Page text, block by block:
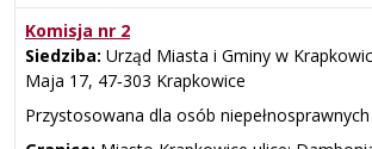
Komisja nr 2
Siedziba: Urząd Miasta i Gminy w
Maja 17, 47‑303 Krapkowice
Przystosowana dla osób niepełnosprawnych